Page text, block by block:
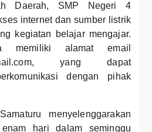
Daerah, SMP Negeri 4
internet dan sumber listrik
kegiatan belajar mengajar.
memiliki alamat email
yang dapat
dengan pihak
menyelenggarakan
hari dalam seminggu